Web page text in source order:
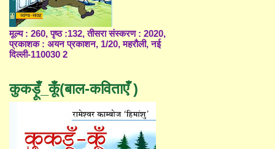
मूल्य : 260, पृष्ठ :132, तीसरा संस्करण : 2020,
प्रकाशक : अयन प्रकाशन, 1/20, महरौली, नई
दिल्ली-110030 2
कुकड़ूँ_कूँ(बाल-कविताएँ )